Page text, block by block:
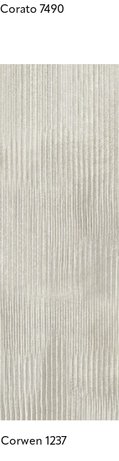
Corato 7490
Corwen 1237